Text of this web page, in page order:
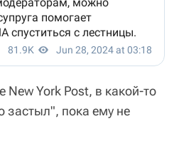
New York Post, в какой-то
застыл", пока ему не